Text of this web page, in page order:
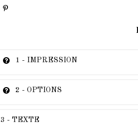
1 - IMPRESSION
2 - OPTIONS
3 - TEXTE